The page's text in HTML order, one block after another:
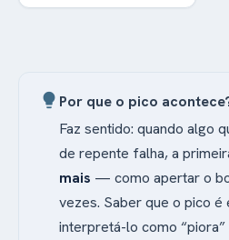
(esquema intermitente)
parcial.
lightbulb Por que o pico
Faz sentido: quando algo
de repente falha, a
mais — como apertar o
vezes. Saber que o pico é
interpretá-lo como